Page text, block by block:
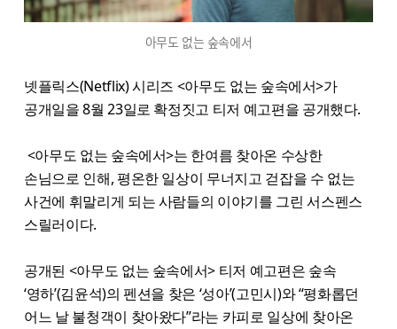
아무도 없는 숲속에서
넷플릭스(Netflix) 시리즈 <아무도 없는 숲속에서>가
공개일을 8월 23일로 확정짓고 티저 예고편을 공개했다.
<아무도 없는 숲속에서>는 한여름 찾아온 수상한
손님으로 인해, 평온한 일상이 무너지고 걷잡을 수 없는
사건에 휘말리게 되는 사람들의 이야기를 그린 서스펜스
스릴러이다.
공개된 <아무도 없는 숲속에서> 티저 예고편은 숲속
‘영하’(김윤석)의 펜션을 찾은 ‘성아’(고민시)와 “평화롭던
어느 날 불청객이 찾아왔다”라는 카피로 일상에 찾아온